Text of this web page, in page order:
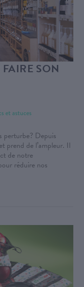
SON
et astuces
perturbe? Depuis
prend de l’ampleur. Il
de notre
réduire nos